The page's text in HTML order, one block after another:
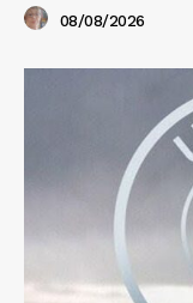
08/08/2026